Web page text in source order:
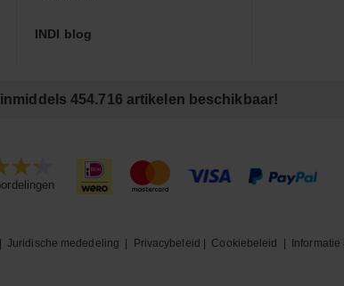
INDI blog
454.716 artikelen beschikbaar!
Juridische mededeling Privacybeleid Cookiebeleid Informatie